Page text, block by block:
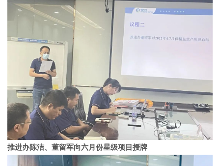
推进办陈洁、董留军向六月份星级项目授牌